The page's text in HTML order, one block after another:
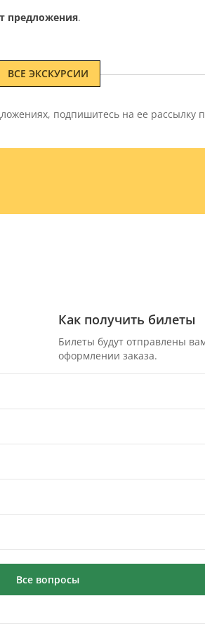
предложения.
ВСЕ ЭКСКУРСИИ
подпишитесь на ее рассылку
Как получить билеты
Билеты будут отправлены
оформлении заказа.
Все вопросы